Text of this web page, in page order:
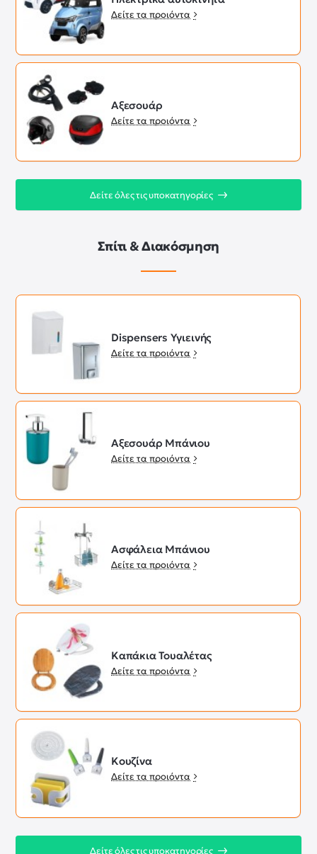
Δείτε τα προιόντα
Αξεσουάρ
Δείτε τα προιόντα
Δείτε όλες τις υποκατηγορίες
Σπίτι & Διακόσμηση
Dispensers Υγιεινής
Δείτε τα προιόντα
Αξεσουάρ Μπάνιου
Δείτε τα προιόντα
Ασφάλεια Μπάνιου
Δείτε τα προιόντα
Καπάκια Τουαλέτας
Δείτε τα προιόντα
Κουζίνα
Δείτε τα προιόντα
Δείτε όλες τις υποκατηγορίες